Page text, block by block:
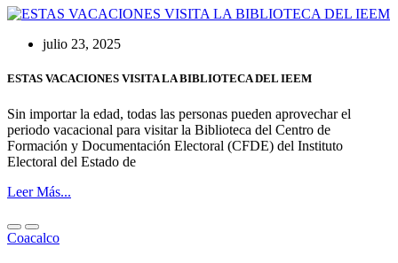
julio 23, 2025
ESTAS VACACIONES VISITA LA BIBLIOTECA DEL IEEM
Sin importar la edad, todas las personas pueden aprovechar el
periodo vacacional para visitar la Biblioteca del Centro de
Formación y Documentación Electoral (CFDE) del Instituto
Electoral del Estado de
Leer Más...
Coacalco